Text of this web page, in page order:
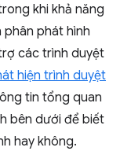
khi khả năng
phân phát hình
các trình duyệt
hiện trình duyệt
tin tổng quan
bên dưới để biết
hay không.